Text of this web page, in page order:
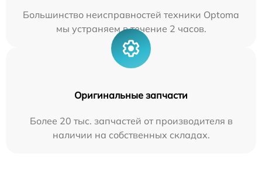
Большинство неисправностей техники Optoma
мы устраняем в течение 2 часов.
Оригинальные запчасти
Более 20 тыс. запчастей от производителя в
наличии на собственных складах.